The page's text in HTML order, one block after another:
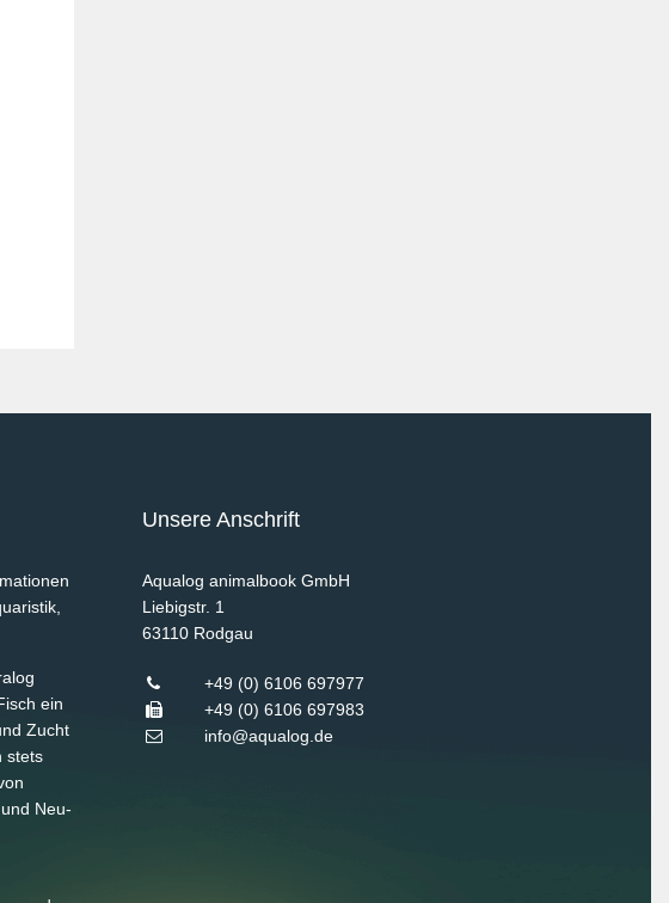
ein
Zucht
stets
Neu-
Unsere Anschrift
Aqualog animalbook GmbH
Liebigstr. 1
63110 Rodgau
+49 (0) 6106 697977
+49 (0) 6106 697983
info@aqualog.de